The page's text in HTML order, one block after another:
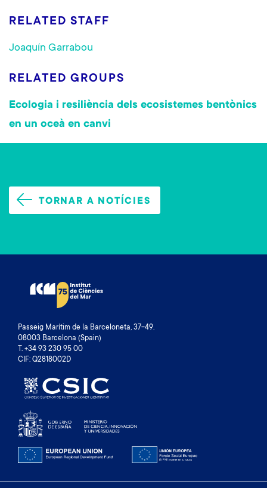
RELATED STAFF
Joaquín Garrabou
RELATED GROUPS
Ecologia i resiliència dels ecosistemes bentònics
en un oceà en canvi
TORNAR A NOTÍCIES
Passeig Marítim de la Barceloneta, 37-49.
08003 Barcelona (Spain)
T. +34 93 230 95 00
CIF: Q2818002D